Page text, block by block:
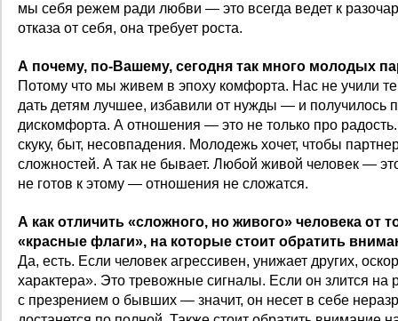
мы себя режем ради любви — это всегда ведет к
отказа от себя, она требует роста.
А почему, по‑Вашему, сегодня так много молодых
Потому что мы живем в эпоху комфорта. Нас не учили
дать детям лучшее, избавили от нужды — и получилось
дискомфорта. А отношения — это не только про
скуку, быт, несовпадения. Молодежь хочет, чтобы
сложностей. А так не бывает. Любой живой человек —
не готов к этому — отношения не сложатся.
А как отличить «сложного, но живого» человека от
«красные флаги», на которые стоит обратить
Да, есть. Если человек агрессивен, унижает других,
характера». Это тревожные сигналы. Если он злится на
с презрением о бывших — значит, он несет в себе